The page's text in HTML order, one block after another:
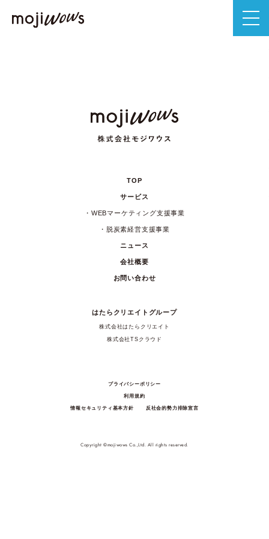
TOP
サービス
WEBマーケティング支援事業
脱炭素経営支援事業
ニュース
会社概要
お問い合わせ
はたらクリエイトグループ
株式会社はたらクリエイト
株式会社TSクラウド
情報セキュリティ基本方針 反社会的勢力排除宣言
利用規約
プライバシーポリシー
Copyright ©mojiwows Co.,Ltd. All rights reserved.